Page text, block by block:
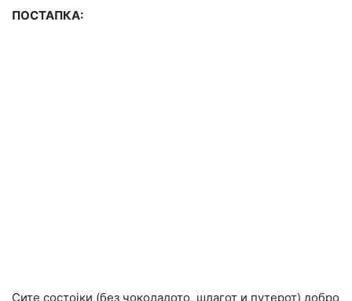
ПОСТАПКА:
Сите состојки (без чоколадото, шлагот и путерот) добро